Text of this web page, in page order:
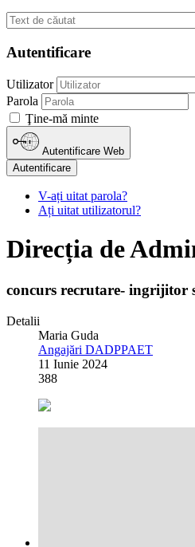
Autentificare
Utilizator
Parola
Ţine-mă minte
Autentificare Web
Autentificare
V-ați uitat parola?
Ați uitat utilizatorul?
Direcția de
concurs recrutare- ingrijitor
Detalii
Maria Guda
Angajări DADPPAET
11 Iunie 2024
388